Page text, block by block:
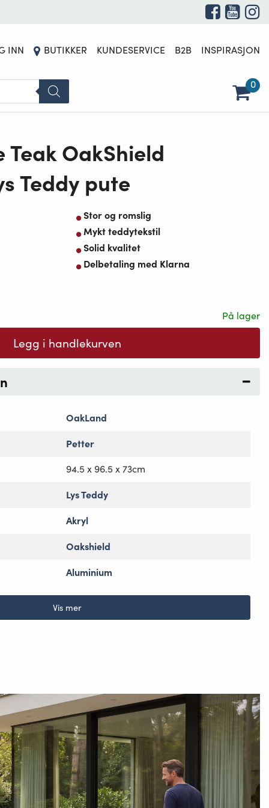
INN BUTIKKER KUNDESERVICE B2B INSPIRASJON
0
OakShield
Teddy pute
Stor og romslig
Mykt teddytekstil
Solid kvalitet
Delbetaling med Klarna
På lager
Legg i handlekurven
OakLand
Petter
94.5 x 96.5 x 73cm
Lys Teddy
Akryl
Oakshield
Aluminium
Vis mer